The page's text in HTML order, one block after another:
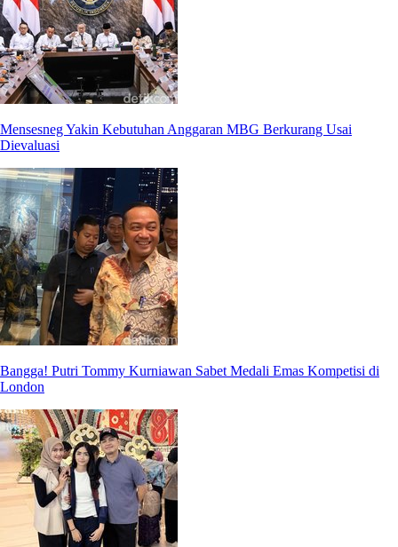
Mensesneg Yakin Kebutuhan Anggaran MBG Berkurang Usai
Dievaluasi
Bangga! Putri Tommy Kurniawan Sabet Medali Emas Kompetisi di
London